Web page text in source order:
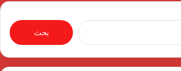
البحث
عن: